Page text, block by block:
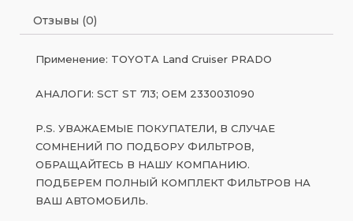
Отзывы (0)
Применение: TOYOTA Land Cruiser PRADO
АНАЛОГИ: SCT ST 713; OEM 2330031090
P.S. УВАЖАЕМЫЕ ПОКУПАТЕЛИ, В СЛУЧАЕ
СОМНЕНИЙ ПО ПОДБОРУ ФИЛЬТРОВ,
ОБРАЩАЙТЕСЬ В НАШУ КОМПАНИЮ.
ПОДБЕРЕМ ПОЛНЫЙ КОМПЛЕКТ ФИЛЬТРОВ НА
ВАШ АВТОМОБИЛЬ.